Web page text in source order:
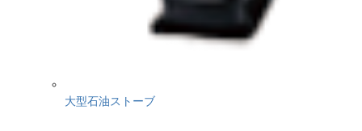
大型石油ストーブ